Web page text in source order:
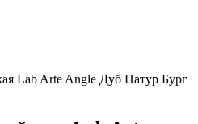
Lab Arte Angle Дуб Натур Бург